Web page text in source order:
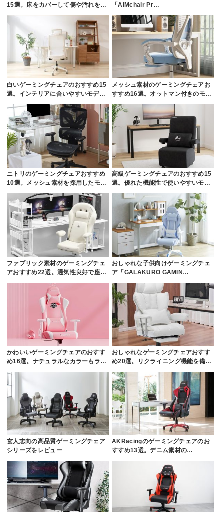
15選。床をカバーして傷や汚れを…
「AIMchair Pr…
白いゲーミングチェアのおすすめ15
選。インテリアに合いやすいモデ…
メッシュ素材のゲーミングチェアお
すすめ16選。オットマン付きのモ…
ニトリのゲーミングチェアおすすめ
10選。メッシュ素材を採用したモ…
高級ゲーミングチェアのおすすめ15
選。優れた機能性で使いやすいモ…
ファブリック素材のゲーミングチェ
アおすすめ22選。通気性良好で座…
おしゃれな子供向けゲーミングチェ
ア「GALAKURO GAMIN…
かわいいゲーミングチェアのおすす
め16選。ナチュラルなカラーもラ…
おしゃれなゲーミングチェアおすす
め20選。リクライニング機能を備…
玄人志向の高品質ゲーミングチェア
シリーズをレビュー
AKRacingのゲーミングチェアのお
すすめ13選。デニム素材の…